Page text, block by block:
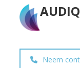
Neem